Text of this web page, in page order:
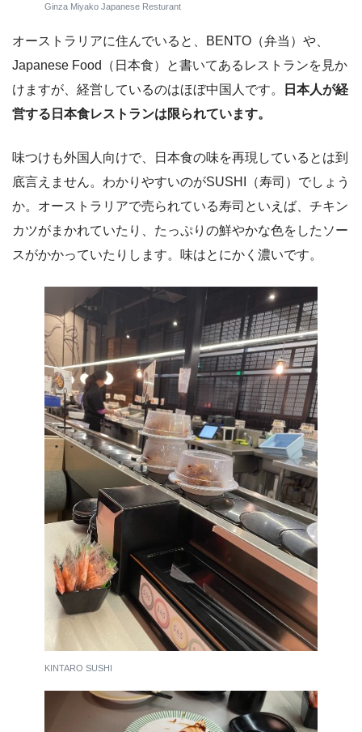
Ginza Miyako Japanese Resturant
オーストラリアに住んでいると、BENTO（弁当）や、
Japanese Food（日本食）と書いてあるレストランを見か
けますが、経営しているのはほぼ中国人です。
日本人が経
営する日本食レストランは限られています。
味つけも外国人向けで、日本食の味を再現しているとは到
底言えません。わかりやすいのがSUSHI（寿司）でしょう
か。オーストラリアで売られている寿司といえば、チキン
カツがまかれていたり、たっぷりの鮮やかな色をしたソー
スがかかっていたりします。味はとにかく濃いです。
KINTARO SUSHI